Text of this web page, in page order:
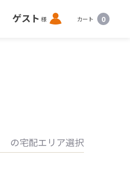
ゲスト 様 ロ
グ
カート 0
の宅配エリア選択